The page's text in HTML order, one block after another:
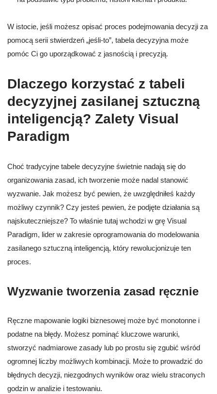
W istocie, jeśli możesz opisać proces podejmowania decyzji za
pomocą serii stwierdzeń „jeśli-to”, tabela decyzyjna może
pomóc Ci go uporządkować z jasnością i precyzją.
Dlaczego korzystać z tabeli
decyzyjnej zasilanej sztuczną
inteligencją? Zalety Visual
Paradigm
Choć tradycyjne tabele decyzyjne świetnie nadają się do
organizowania zasad, ich tworzenie może nadal stanowić
wyzwanie. Jak możesz być pewien, że uwzględniłeś każdy
możliwy czynnik? Czy jesteś pewien, że podjęte działania są
najskuteczniejsze? To właśnie tutaj wchodzi w grę Visual
Paradigm, lider w zakresie oprogramowania do modelowania
zasilanego sztuczną inteligencją, który rewolucjonizuje ten
proces.
Wyzwanie tworzenia zasad ręcznie
Ręczne mapowanie logiki biznesowej może być monotonne i
podatne na błędy. Możesz pominąć kluczowe warunki,
stworzyć nadmiarowe zasady lub po prostu się zgubić wśród
ogromnej liczby możliwych kombinacji. Może to prowadzić do
błędnych decyzji, niezgodnych wyników oraz wielu straconych
godzin w analizie i testowaniu.